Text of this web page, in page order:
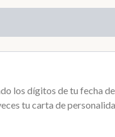
los dígitos de tu fecha
tu carta de